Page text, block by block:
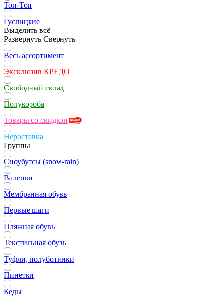
Топ-Топ
Гуслицкие
Выделить всё
Развернуть Свернуть
Весь ассортимент
Эксклюзив КРЕДО
Свободный склад
Полукороба
Товары со скидкой
Неростовка
Группы
Сноубутсы (snow-rain)
Валенки
Мембранная обувь
Первые шаги
Пляжная обувь
Текстильная обувь
Туфли, полуботинки
Пинетки
Кеды